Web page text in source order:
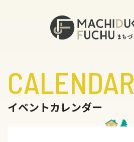
CALENDAR
イベントカレンダー